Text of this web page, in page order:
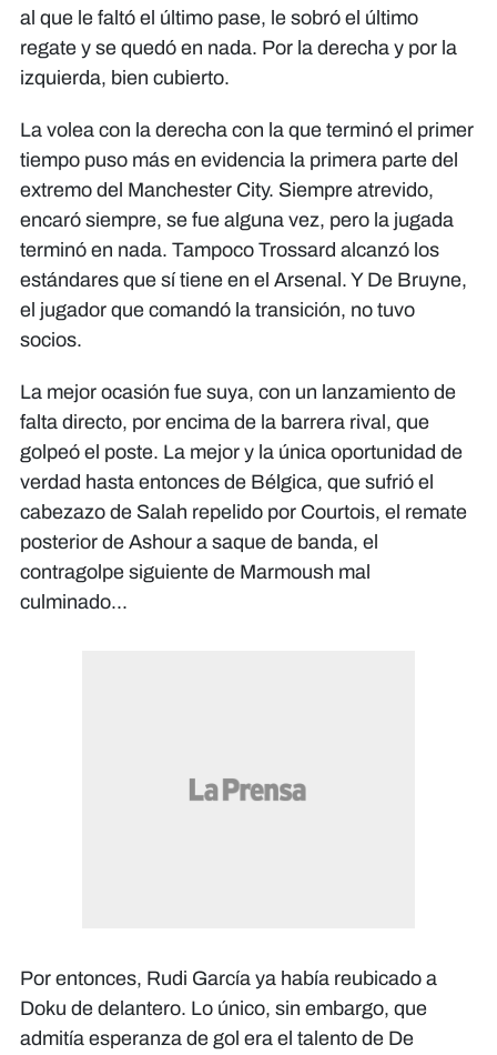
al que le faltó el último pase, le sobró el último
regate y se quedó en nada. Por la derecha y por la
izquierda, bien cubierto.
La volea con la derecha con la que terminó el primer
tiempo puso más en evidencia la primera parte del
extremo del Manchester City. Siempre atrevido,
encaró siempre, se fue alguna vez, pero la jugada
terminó en nada. Tampoco Trossard alcanzó los
estándares que sí tiene en el Arsenal. Y De Bruyne,
el jugador que comandó la transición, no tuvo
socios.
La mejor ocasión fue suya, con un lanzamiento de
falta directo, por encima de la barrera rival, que
golpeó el poste. La mejor y la única oportunidad de
verdad hasta entonces de Bélgica, que sufrió el
cabezazo de Salah repelido por Courtois, el remate
posterior de Ashour a saque de banda, el
contragolpe siguiente de Marmoush mal
culminado...
Por entonces, Rudi García ya había reubicado a
Doku de delantero. Lo único, sin embargo, que
admitía esperanza de gol era el talento de De